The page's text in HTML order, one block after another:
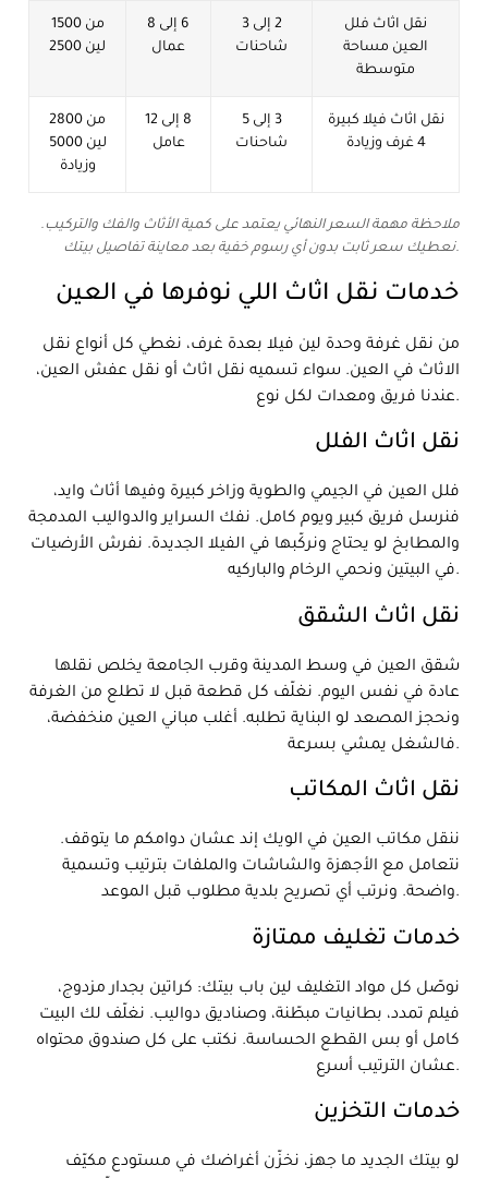
نقل اثاث فلل
العين مساحة
متوسطة
2 إلى 3
شاحنات
6 إلى 8
عمال
من 1500
لين 2500
نقل اثاث فيلا كبيرة
4 غرف وزيادة
3 إلى 5
شاحنات
8 إلى 12
عامل
من 2800
لين 5000
وزيادة
ملاحظة مهمة السعر النهائي يعتمد على كمية الأثاث والفك والتركيب.
نعطيك سعر ثابت بدون أي رسوم خفية بعد معاينة تفاصيل بيتك.
خدمات نقل اثاث اللي نوفرها في العين
من نقل غرفة وحدة لين فيلا بعدة غرف، نغطي كل أنواع نقل
الاثاث في العين. سواء تسميه نقل اثاث أو نقل عفش العين،
عندنا فريق ومعدات لكل نوع.
نقل اثاث الفلل
فلل العين في الجيمي والطوية وزاخر كبيرة وفيها أثاث وايد،
فنرسل فريق كبير ويوم كامل. نفك السراير والدواليب المدمجة
والمطابخ لو يحتاج ونركّبها في الفيلا الجديدة. نفرش الأرضيات
في البيتين ونحمي الرخام والباركيه.
نقل اثاث الشقق
شقق العين في وسط المدينة وقرب الجامعة يخلص نقلها
عادة في نفس اليوم. نغلّف كل قطعة قبل لا تطلع من الغرفة
ونحجز المصعد لو البناية تطلبه. أغلب مباني العين منخفضة،
فالشغل يمشي بسرعة.
نقل اثاث المكاتب
ننقل مكاتب العين في الويك إند عشان دوامكم ما يتوقف.
نتعامل مع الأجهزة والشاشات والملفات بترتيب وتسمية
واضحة. ونرتب أي تصريح بلدية مطلوب قبل الموعد.
خدمات تغليف ممتازة
نوصّل كل مواد التغليف لين باب بيتك: كراتين بجدار مزدوج،
فيلم تمدد، بطانيات مبطّنة، وصناديق دواليب. نغلّف لك البيت
كامل أو بس القطع الحساسة. نكتب على كل صندوق محتواه
عشان الترتيب أسرع.
خدمات التخزين
لو بيتك الجديد ما جهز، نخزّن أغراضك في مستودع مكيّف